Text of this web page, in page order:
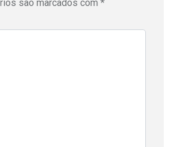
são marcados com *